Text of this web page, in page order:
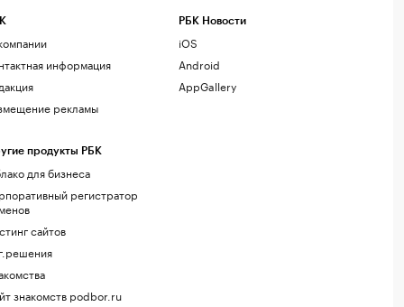
информация
рекламы
продукты РБК
для бизнеса
регистратор
сайтов
знакомств podbor.ru
РБК Новости
iOS
Android
AppGallery